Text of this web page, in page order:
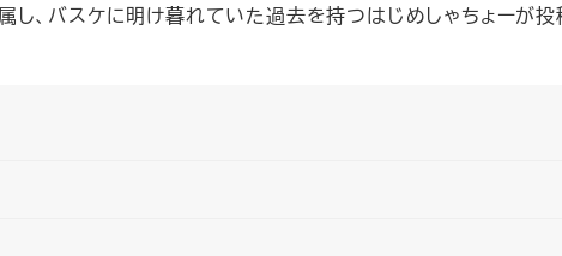
、バスケに明け暮れていた過去を持つはじめしゃちょーが